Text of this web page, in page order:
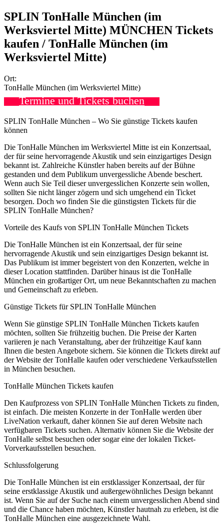
SPLIN TonHalle München (im
Werksviertel Mitte) MÜNCHEN Tickets
kaufen / TonHalle München (im
Werksviertel Mitte)
Ort:
TonHalle München (im Werksviertel Mitte)
Termine und Tickets buchen
SPLIN TonHalle München – Wo Sie günstige Tickets kaufen
können
Die TonHalle München im Werksviertel Mitte ist ein Konzertsaal,
der für seine hervorragende Akustik und sein einzigartiges Design
bekannt ist. Zahlreiche Künstler haben bereits auf der Bühne
gestanden und dem Publikum unvergessliche Abende beschert.
Wenn auch Sie Teil dieser unvergesslichen Konzerte sein wollen,
sollten Sie nicht länger zögern und sich umgehend ein Ticket
besorgen. Doch wo finden Sie die günstigsten Tickets für die
SPLIN TonHalle München?
Vorteile des Kaufs von SPLIN TonHalle München Tickets
Die TonHalle München ist ein Konzertsaal, der für seine
hervorragende Akustik und sein einzigartiges Design bekannt ist.
Das Publikum ist immer begeistert von den Konzerten, welche in
dieser Location stattfinden. Darüber hinaus ist die TonHalle
München ein großartiger Ort, um neue Bekanntschaften zu machen
und Gemeinschaft zu erleben.
Günstige Tickets für SPLIN TonHalle München
Wenn Sie günstige SPLIN TonHalle München Tickets kaufen
möchten, sollten Sie frühzeitig buchen. Die Preise der Karten
variieren je nach Veranstaltung, aber der frühzeitige Kauf kann
Ihnen die besten Angebote sichern. Sie können die Tickets direkt auf
der Website der TonHalle kaufen oder verschiedene Verkaufsstellen
in München besuchen.
TonHalle München Tickets kaufen
Den Kaufprozess von SPLIN TonHalle München Tickets zu finden,
ist einfach. Die meisten Konzerte in der TonHalle werden über
LiveNation verkauft, daher können Sie auf deren Website nach
verfügbaren Tickets suchen. Alternativ können Sie die Website der
TonHalle selbst besuchen oder sogar eine der lokalen Ticket-
Vorverkaufsstellen besuchen.
Schlussfolgerung
Die TonHalle München ist ein erstklassiger Konzertsaal, der für
seine erstklassige Akustik und außergewöhnliches Design bekannt
ist. Wenn Sie auf der Suche nach einem unvergesslichen Abend sind
und die Chance haben möchten, Künstler hautnah zu erleben, ist die
TonHalle München eine ausgezeichnete Wahl.